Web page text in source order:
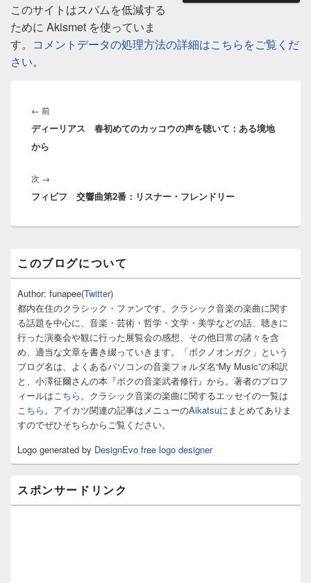
このサイトはスパムを低減する
ために Akismet を使っていま
す。 コメントデータの処理方法の詳細はこちらをご覧くだ
さい。
稿
ナ
ビ
ゲ
シ
ョ
← 前前
の
ディーリアス 春初めてのカッコウの声を聴いて：ある境地
から
次 →
の
稿:
フィビフ 交響曲第2番：リスナー・フレンドリー
ン
サ
イ
バ
ー
ウ
ィ
ト
エ
ア
このブログについて
Author: funapee(Twitter)
都内在住のクラシック・ファンです。クラシック音楽の楽曲に関す
る話題を中心に、音楽・芸術・哲学・文学・美学などの話、聴きに
行った演奏会や観に行った展覧会の感想、その他日常の諸々を含
め、適当な文章を書き綴っていきます。「ボクノオンガク」という
ブログ名は、よくあるパソコンの音楽フォルダ名“My Music”の和訳
と、小澤征爾さんの本『ボクの音楽武者修行』から。著者のプロフ
ィールは こちら 。クラシック音楽の楽曲に関するエッセイの一覧は
こちら 。アイカツ関連の記事はメニューのAikatsuにまとめてありま
すのでぜひそちらからご覧ください。
Logo generated by DesignEvo free logo designer
スポンサードリンク